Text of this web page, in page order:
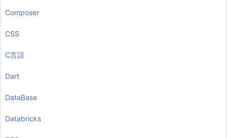
Composer
CSS
C言語
Dart
DataBase
Databricks